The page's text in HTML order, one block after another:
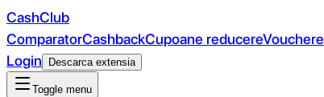
CashClub
ComparatorCashbackCupoane reducereVouchere
Login
Descarca extensia
Toggle menu